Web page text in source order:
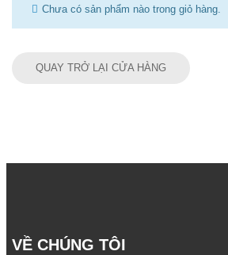
Chưa có sản phẩm nào trong giỏ hàng.
QUAY TRỞ LẠI CỬA HÀNG
VỀ CHÚNG TÔI